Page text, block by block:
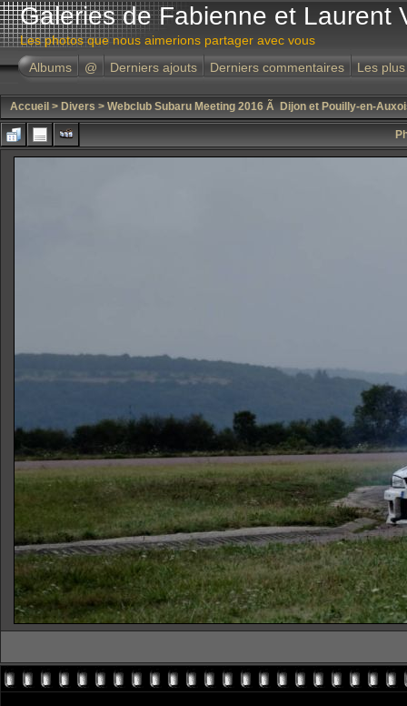
Galeries de Fabienne et Laurent
Les photos que nous aimerions partager avec vous
Albums
@ Derniers ajouts Derniers commentaires Les
Accueil > Divers > Webclub Subaru Meeting 2016 Ã Dijon et Pouilly-en-